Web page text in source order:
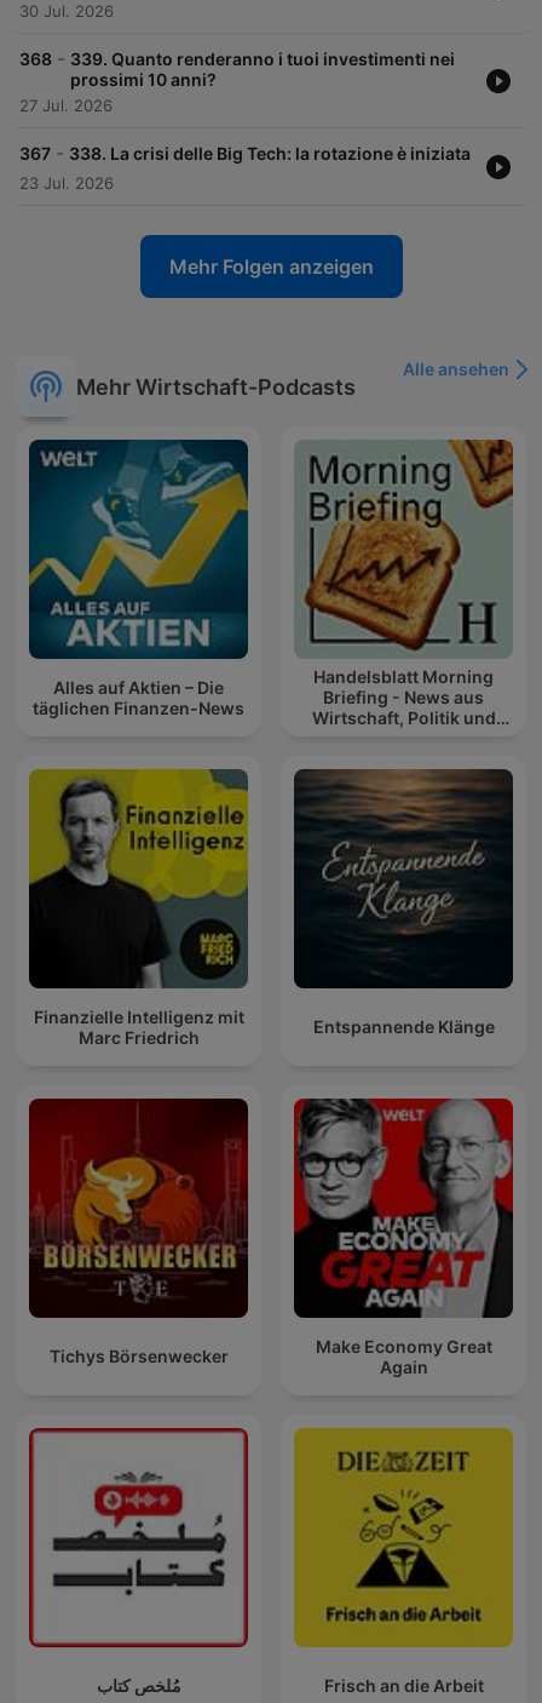
30 Jul. 2026
368 - 339. Quanto renderanno i tuoi investimenti nei
prossimi 10 anni?
27 Jul. 2026
367 - 338. La crisi delle Big Tech: la rotazione è iniziata
23 Jul. 2026
Mehr Folgen anzeigen
Mehr Wirtschaft-Podcasts
Alle ansehen
Alles auf Aktien – Die
täglichen Finanzen-News
Handelsblatt Morning
Briefing - News aus
Wirtschaft, Politik und
Finanzielle Intelligenz mit
Marc Friedrich
Entspannende Klänge
Tichys Börsenwecker
Make Economy Great
Again
مُلخص كتاب Frisch an die Arbeit